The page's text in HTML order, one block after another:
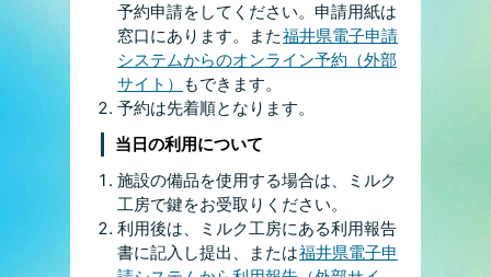
予約申請をしてください。申請用紙は
窓口にあります。また福井県電子申請
システムからのオンライン予約（外部
サイト） もできます。
予約は先着順となります。
当日の利用について
施設の備品を使用する場合は、ミルク
工房で鍵をお受取りください。
利用後は、ミルク工房にある利用報告
書に記入し提出、または福井県電子申